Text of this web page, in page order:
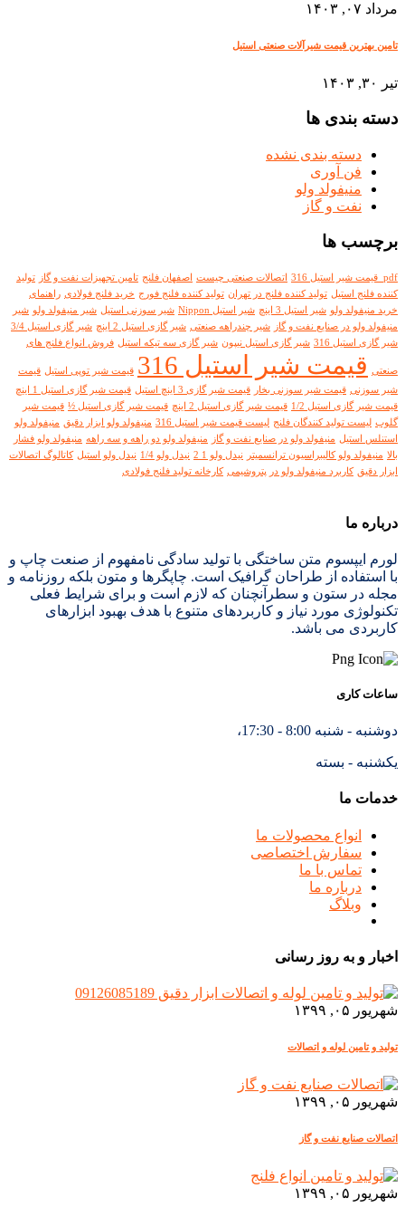
مرداد ۰۷, ۱۴۰۳
تامین بهترین قیمت شیرآلات صنعتی استیل
تیر ۳۰, ۱۴۰۳
دسته بندی ها
دسته بندی نشده
فن آوری
منیفولد ولو
نفت و گاز
برچسب ها
pdf قیمت شیر استیل 316 اتصالات صنعتی چیست اصفهان فلنج تامین تجهیزات نفت و گاز
تولید
کننده فلنج استیل تولید کننده فلنج در تهران تولید کننده فلنج فورج خرید فلنج فولادی راهنمای
خرید منیفولد ولو شیر استیل 3 اینچ شیر استیل Nippon شیر سوزنی استیل شیر منیفولد ولو شیر
منیفولد ولو در صنایع نفت و گاز
شیر چندراهه صنعتی شیر گازی استیل 2 اینچ
شیر گازی استیل 3/4
شیر گازی استیل 316
شیر گازی استیل نیپون شیر گازی سه تیکه استیل فروش انواع فلنج های
صنعتی قیمت شیر استیل 316 قیمت شیر توپی استیل قیمت
شیر سوزنی قیمت شیر سوزنی بخار قیمت شیر گازی 3 اینچ استیل
قیمت شیر گازی استیل 1 اینچ
قیمت شیر گازی استیل 1/2
قیمت شیر گازی استیل 2 اینچ قیمت شیر گازی استیل ½ قیمت شیر
گلوب لیست تولید کنندگان فلنج لیست قیمت شیر استیل 316 منیفولد ولو ابزار دقیق منیفولد ولو
استنلس استیل منیفولد ولو در صنایع نفت و گاز منیفولد ولو دو راهه و سه راهه منیفولد ولو فشار
بالا منیفولد ولو کالیبراسیون ترانسمیتر نیدل ولو 1 2 نیدل ولو 1/4 نیدل ولو استیل کاتالوگ اتصالات
ابزار دقیق کاربرد منیفولد ولو در پتروشیمی کارخانه تولید فلنج فولادی
درباره ما
لورم ایپسوم متن ساختگی با تولید سادگی نامفهوم از صنعت چاپ و
با استفاده از طراحان گرافیک است. چاپگرها و متون بلکه روزنامه و
مجله در ستون و سطرآنچنان که لازم است و برای شرایط فعلی
تکنولوژی مورد نیاز و کاربردهای متنوع با هدف بهبود ابزارهای
کاربردی می باشد.
ساعات کاری
دوشنبه - شنبه 8:00 - 17:30،
یکشنبه - بسته
خدمات ما
انواع محصولات ما
سفارش اختصاصی
تماس با ما
درباره ما
وبلاگ
اخبار و به روز رسانی
شهریور ۰۵, ۱۳۹۹
تولید و تامین لوله و اتصالات
شهریور ۰۵, ۱۳۹۹
اتصالات صنایع نفت و گاز
شهریور ۰۵, ۱۳۹۹